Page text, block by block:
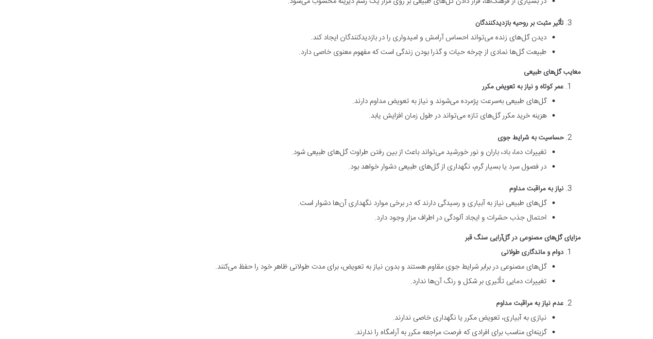
تأثیر مثبت بر روحیه بازدیدکنندگان
دیدن گل‌های زنده می‌تواند احساس آرامش و امیدواری را در بازدیدکنندگان ایجاد کند.
طبیعت گل‌ها نمادی از چرخه حیات و گذرا بودن زندگی است که مفهوم معنوی خاصی دارد.
معایب گل‌های طبیعی
عمر کوتاه و نیاز به تعویض مکرر
گل‌های طبیعی به‌سرعت پژمرده می‌شوند و نیاز به تعویض مداوم دارند.
هزینه خرید مکرر گل‌های تازه می‌تواند در طول زمان افزایش یابد.
حساسیت به شرایط جوی
تغییرات دما، باد، باران و نور خورشید می‌تواند باعث از بین رفتن طراوت گل‌های طبیعی شود.
در فصول سرد یا بسیار گرم، نگهداری از گل‌های طبیعی دشوار خواهد بود.
نیاز به مراقبت مداوم
گل‌های طبیعی نیاز به آبیاری و رسیدگی دارند که در برخی موارد نگهداری آن‌ها دشوار است.
احتمال جذب حشرات و ایجاد آلودگی در اطراف مزار وجود دارد.
مزایای گل‌های مصنوعی در گل‌آرایی سنگ قبر
دوام و ماندگاری طولانی
گل‌های مصنوعی در برابر شرایط جوی مقاوم هستند و بدون نیاز به تعویض، برای مدت طولانی ظاهر خود را حفظ می‌کنند.
تغییرات دمایی تأثیری بر شکل و رنگ آن‌ها ندارد.
عدم نیاز به مراقبت مداوم
نیازی به آبیاری، تعویض مکرر یا نگهداری خاصی ندارند.
گزینه‌ای مناسب برای افرادی که فرصت مراجعه مکرر به آرامگاه را ندارند.